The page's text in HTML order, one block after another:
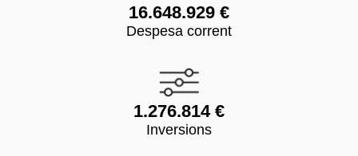
16.648.929 €
Despesa corrent
1.276.814 €
Inversions